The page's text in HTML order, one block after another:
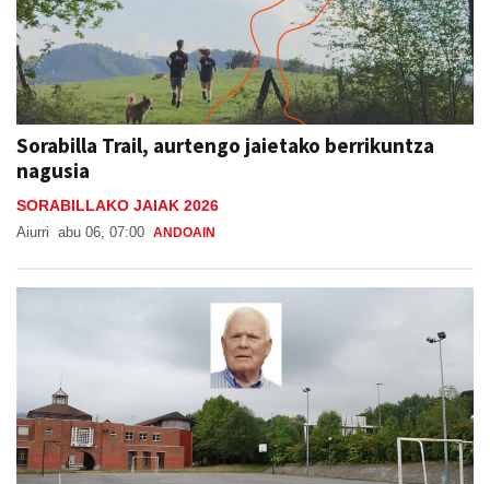
Sorabilla Trail, aurtengo jaietako berrikuntza
nagusia
SORABILLAKO JAIAK 2026
Aiurri abu 06, 07:00 ANDOAIN